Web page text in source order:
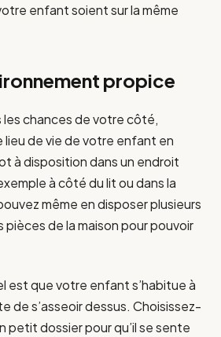
enfant soient sur la même
propice
chances de votre côté,
lieu de vie de votre enfant en
à disposition dans un endroit
à côté du lit ou dans la
même en disposer plusieurs
de la maison pour pouvoir
est que votre enfant s’habitue à
de s’asseoir dessus. Choisissez-
petit dossier pour qu’il se sente